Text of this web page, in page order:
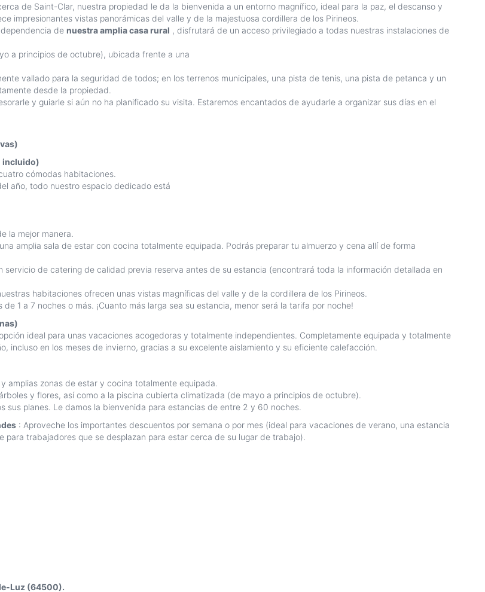
de Saint-Clar, nuestra propiedad le da la bienvenida a un entorno magnífico, ideal para la paz, el descanso y
impresionantes vistas panorámicas del valle y de la majestuosa cordillera de los Pirineos.
de nuestra amplia casa rural , disfrutará de un acceso privilegiado a todas nuestras instalaciones de
a principios de octubre), ubicada frente a una
vallado para la seguridad de todos; en los terrenos municipales, una pista de tenis, una pista de petanca y un
desde la propiedad.
y guiarle si aún no ha planificado su visita. Estaremos encantados de ayudarle a organizar sus días en el
incluido)
cómodas habitaciones.
año, todo nuestro espacio dedicado está
la mejor manera.
amplia sala de estar con cocina totalmente equipada. Podrás preparar tu almuerzo y cena allí de forma
servicio de catering de calidad previa reserva antes de su estancia (encontrará toda la información detallada en
habitaciones ofrecen unas vistas magníficas del valle y de la cordillera de los Pirineos.
1 a 7 noches o más. ¡Cuanto más larga sea su estancia, menor será la tarifa por noche!
ideal para unas vacaciones acogedoras y totalmente independientes. Completamente equipada y totalmente
incluso en los meses de invierno, gracias a su excelente aislamiento y su eficiente calefacción.
amplias zonas de estar y cocina totalmente equipada.
y flores, así como a la piscina cubierta climatizada (de mayo a principios de octubre).
sus planes. Le damos la bienvenida para estancias de entre 2 y 60 noches.
: Aproveche los importantes descuentos por semana o por mes (ideal para vacaciones de verano, una estancia
trabajadores que se desplazan para estar cerca de su lugar de trabajo).
Luz (64500).